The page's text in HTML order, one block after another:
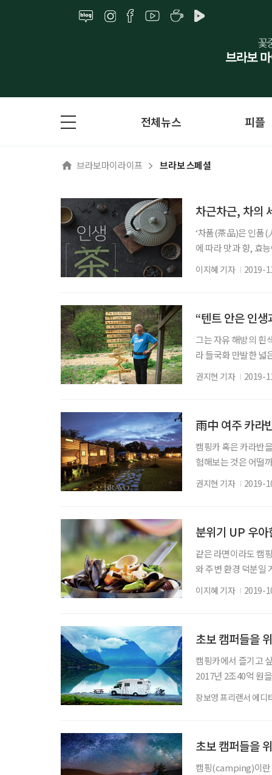
전체뉴스 피플
브라보마이라이프 브라보 스페셜
차근차근, 차의
‘차품(茶品)은 인품(
에 따라 맛과 향, 효
라 그 가치가 달라
되어줄 쏠쏠한 정
이지혜 기자 2019-
“텐트 안은 인
그는 자유 해방의 흰
라 들국화 만발한 넓
차이콥스키, 도스
다는 90대 청년. 캠
권지현 기자 2019-
雨中 여주 카라
캠핑카 혹은 카라반
험해보는 것은 어떨
간 정도면 닿을 수
향권에 접어들기
권지현 기자 2019-
분위기 UP 우아
같은 라면이라도 캠
와 주변 환경 덕분일
달하다. 그런 캠핑
담아봤다. 사진 및
이지혜 기자 2019-
초보 캠퍼들을
캠핑카에서 즐기고
2017년 2조40억 원
일러 등록 대수도
핑카 종류는 카라
장보영 프리랜서 에디
초보 캠퍼들을
캠핑(camping)이란